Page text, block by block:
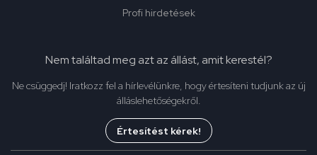
Profi hirdetések
Nem találtad meg azt az állást, amit kerestél?
Ne csüggedj! Iratkozz fel a hírlevélünkre, hogy értesíteni tudjunk az új
álláslehetőségekről.
Értesítést kérek!